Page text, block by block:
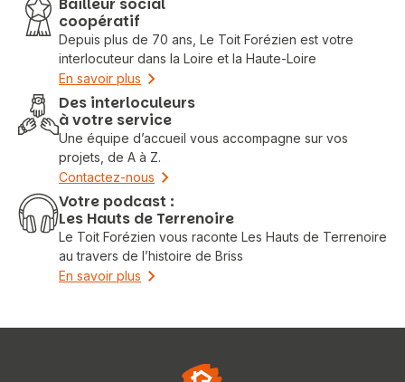
Bailleur social
coopératif
Depuis plus de 70 ans, Le Toit Forézien est votre
interlocuteur dans la Loire et la Haute-Loire
En savoir plus
Des interloculeurs
à votre service
Une équipe d’accueil vous accompagne sur vos
projets, de A à Z.
Contactez-nous
Votre podcast :
Les Hauts de Terrenoire
Le Toit Forézien vous raconte Les Hauts de Terrenoire
au travers de l’histoire de Briss
En savoir plus